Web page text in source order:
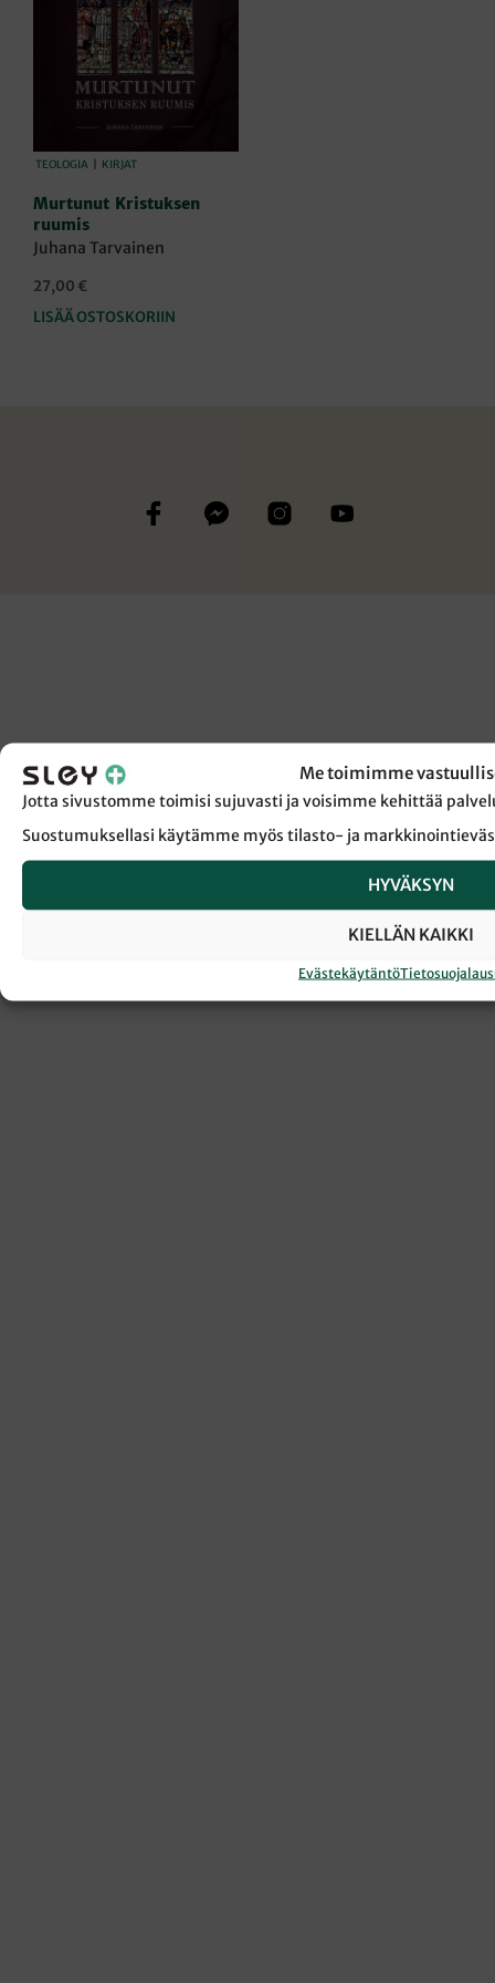
Me toimimme
Jotta sivustomme toimisi sujuvasti ja voisimme kehittää
Suostumuksellasi käytämme myös tilasto- ja
HYVÄKSYN
KIELLÄN KAIKKI
Evästekäytäntö
TEOLOGIA KIRJAT
Murtunut Kristuksen
ruumis
Juhana Tarvainen
27,00 €
LISÄÄ OSTOSKORIIN